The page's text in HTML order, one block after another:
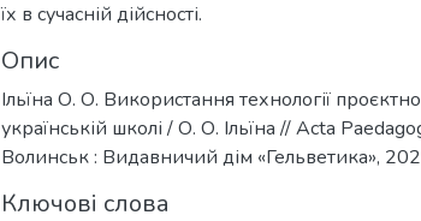
їх в сучасній дійсності.
Опис
Ільїна О. О. Використання технології
українській школі / О. О. Ільїна // Acta
Волинськ : Видавничий дім «Гельветика»,
Ключові слова